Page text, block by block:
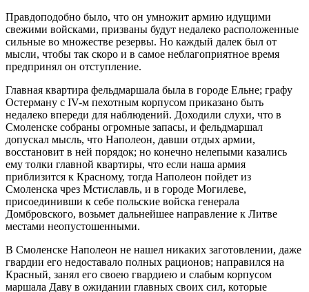
Правдоподобно было, что он умножит армию идущими
свежими войсками, призваны будут недалеко расположенные
сильные во множестве резервы. Но каждый далек был от
мысли, чтобы так скоро и в самое неблагоприятное время
предпринял он отступление.
Главная квартира фельдмаршала была в городе Ельне; графу
Остерману с IV-м пехотным корпусом приказано быть
недалеко впереди для наблюдений. Доходили слухи, что в
Смоленске собраны огромные запасы, и фельдмаршал
допускал мысль, что Наполеон, давши отдых армии,
восстановит в ней порядок; но конечно нелепыми казались
ему толки главной квартиры, что если наша армия
приблизится к Красному, тогда Наполеон пойдет из
Смоленска чрез Мстиславль, и в городе Могилеве,
присоединивши к себе польские войска генерала
Домбровского, возьмет дальнейшее направление к Литве
местами неопустошенными.
В Смоленске Наполеон не нашел никаких заготовлении, даже
гвардии его недоставало полных рационов; направился на
Красный, занял его своею гвардиею и слабым корпусом
маршала Даву в ожидании главных своих сил, которые